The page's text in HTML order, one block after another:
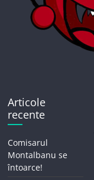
Articole
recente
Comisarul
Montalbanu se
întoarce!